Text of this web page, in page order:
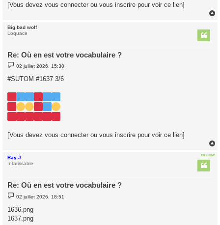
[Vous devez vous connecter ou vous inscrire pour voir ce lien]
Big bad wolf
Loquace
Re: Où en est votre vocabulaire ?
M
e
s
s
g
02 juillet 2026, 15:30
#SUTOM #1637 3/6
[Vous devez vous connecter ou vous inscrire pour voir ce lien]
EN LIGNE
Ray-J
Intarissable
Re: Où en est votre vocabulaire ?
M
e
s
s
a
02 juillet 2026, 18:51
1636.png
1637.png